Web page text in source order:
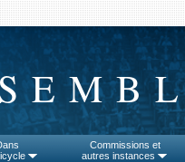
Commissions et
autres instances